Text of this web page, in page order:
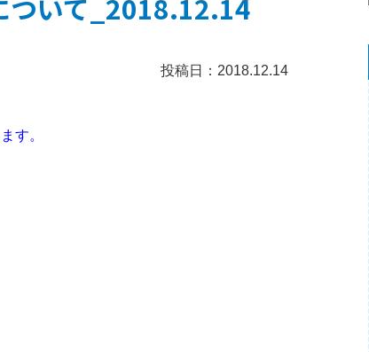
ついて_2018.12.14
投稿日：2018.12.14
す。